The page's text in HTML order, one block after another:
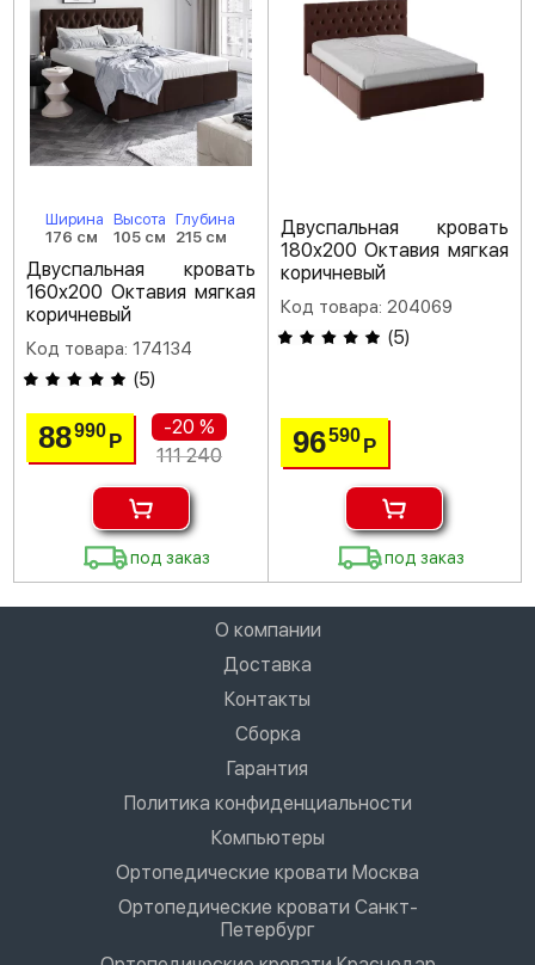
Ширина
176 см
Высота
105 см
Глубина
215 см
Двуспальная кровать
160х200 Октавия мягкая
коричневый
Код товара: 174134
(5)
88990Р
-20 %
111 240
под заказ
Двуспальная кровать
180х200 Октавия мягкая
коричневый
Код товара: 204069
(5)
96590 Р
под заказ
О компании
Доставка
Контакты
Сборка
Гарантия
Политика конфиденциальности
Компьютеры
Ортопедические кровати Москва
Ортопедические кровати Санкт-
Петербург